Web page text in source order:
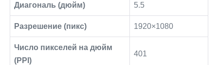
Диагональ (дюйм) 5.5
Разрешение (пикс) 1920×1080
Число пикселей на дюйм
(PPI)
401